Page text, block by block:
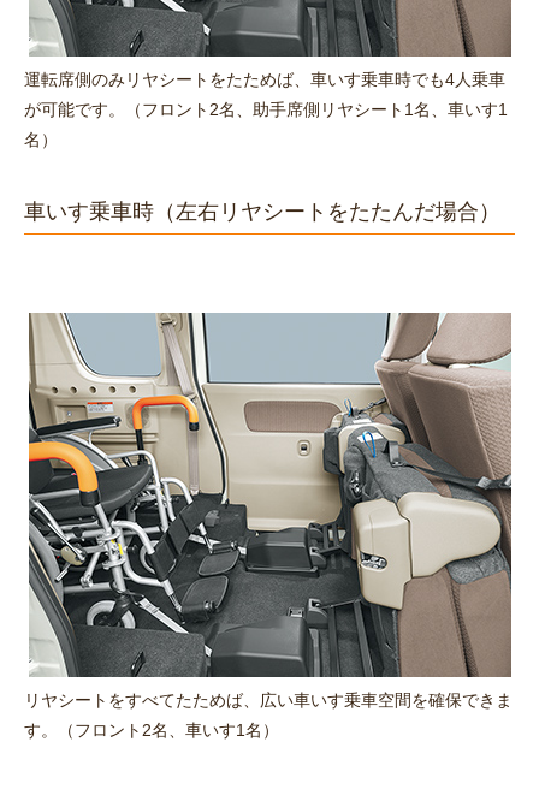
運転席側のみリヤシートをたためば、車いす乗車時でも4人乗車
が可能です。（フロント2名、助手席側リヤシート1名、車いす1
名）
車いす乗車時 （左右リヤシートをたたんだ場合）
リヤシートをすべてたためば、広い車いす乗車空間を確保できま
す。（フロント2名、車いす1名）